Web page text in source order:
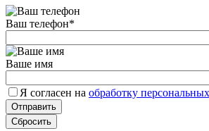
Ваш телефон*
Ваше имя
Я согласен на обработку